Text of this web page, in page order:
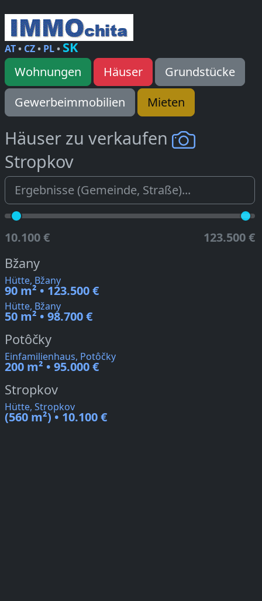
AT• CZ• PL• SK
Wohnungen Häuser
Grundstücke
Gewerbeimmobilien
Mieten
Häuser zu verkaufen
Stropkov
10.100 € 123.500 €
Bžany
Hütte, Bžany
90 m² • 123.500 €
Hütte, Bžany
50 m² • 98.700 €
Potôčky
Einfamilienhaus, Potôčky
200 m² • 95.000 €
Stropkov
Hütte, Stropkov
(560 m²) • 10.100 €